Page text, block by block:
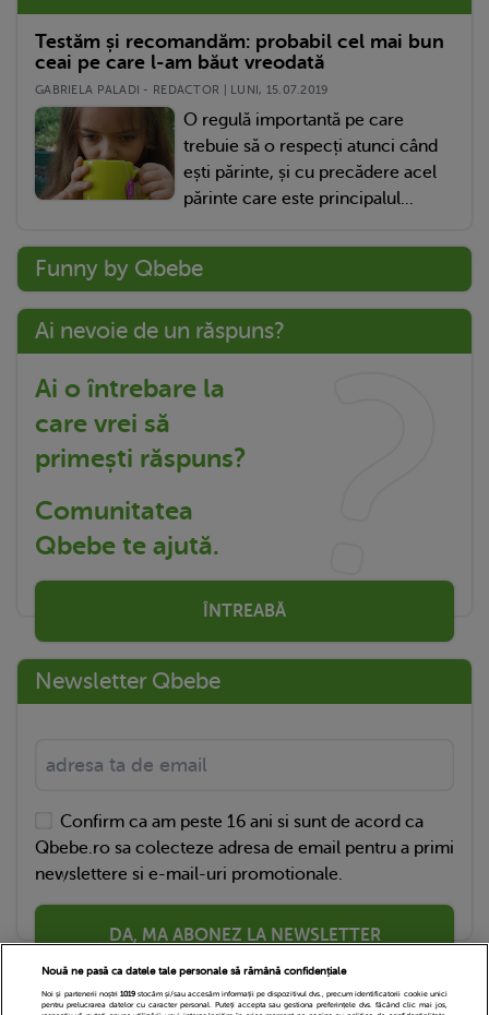
Testăm și recomandăm: probabil cel mai bun
ceai pe care l-am băut vreodată
GABRIELA PALADI - REDACTOR | LUNI, 15.07.2019
O regulă importantă pe care
trebuie să o respecți atunci când
ești părinte, și cu precădere acel
părinte care este principalul...
Funny by Qbebe
Ai nevoie de un răspuns?
Ai o întrebare la
care vrei să
primești răspuns?
Comunitatea
Qbebe te ajută.
ÎNTREABĂ
Newsletter Qbebe
Confirm ca am peste 16 ani si sunt de acord ca
Qbebe.ro sa colecteze adresa de email pentru a primi
newslettere si e-mail-uri promotionale.
DA, MA ABONEZ LA NEWSLETTER
Nouă ne pasă ca datele tale personale să rămână confidențiale
Noi și partenerii noștri 1019stocăm și/sau accesăm informații pe dispozitivul dvs., precum identificatorii cookie unici
pentru prelucrarea datelor cu caracter personal. Puteți accepta sau gestiona preferințele dvs. făcând clic mai jos,